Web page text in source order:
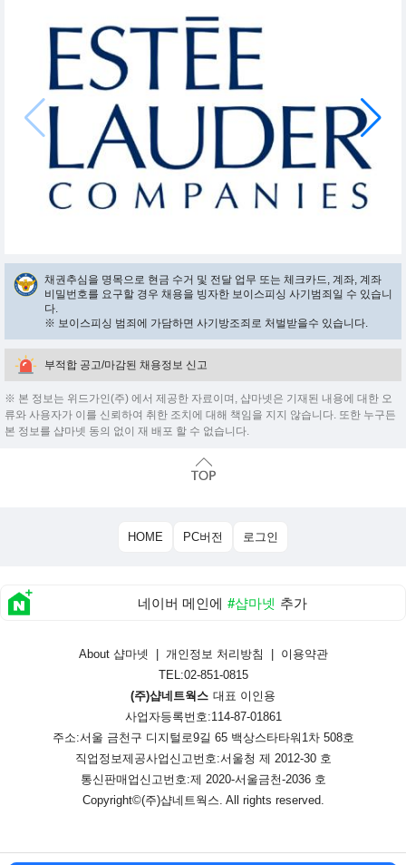
채권추심을 명목으로 현금 수거 및 전달 업무 또는 체크카드, 계좌, 계좌
비밀번호를 요구할 경우 채용을 빙자한 보이스피싱 사기범죄일 수 있습니
다.
※ 보이스피싱 범죄에 가담하면 사기방조죄로 처벌받을수 있습니다.
부적합 공고/마감된 채용정보 신고
※ 본 정보는 위드가인(주) 에서 제공한 자료이며, 샵마넷은 기재된 내용에 대한 오
류와 사용자가 이를 신뢰하여 취한 조치에 대해 책임을 지지 않습니다. 또한 누구든
본 정보를 샵마넷 동의 없이 재 배포 할 수 없습니다.
HOME PC버전 로그인
네이버 메인에 #샵마넷 추가
About 샵마넷 | 개인정보 처리방침 | 이용약관
TEL:02-851-0815
(주)샵네트웍스 대표 이인용
사업자등록번호:114-87-01861
주소:서울 금천구 디지털로9길 65 백상스타타워1차 508호
직업정보제공사업신고번호:서울청 제 2012-30 호
통신판매업신고번호:제 2020-서울금천-2036 호
Copyright©(주)샵네트웍스 . All rights reserved.